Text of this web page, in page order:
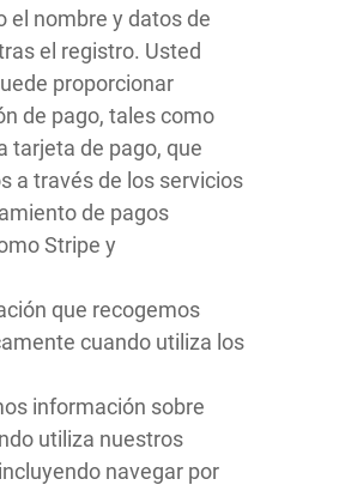
el nombre y datos de
el registro. Usted
proporcionar
de pago, tales como
tarjeta de pago, que
a través de los servicios
de pagos
Stripe y
que recogemos
cuando utiliza los
información sobre
utiliza nuestros
navegar por